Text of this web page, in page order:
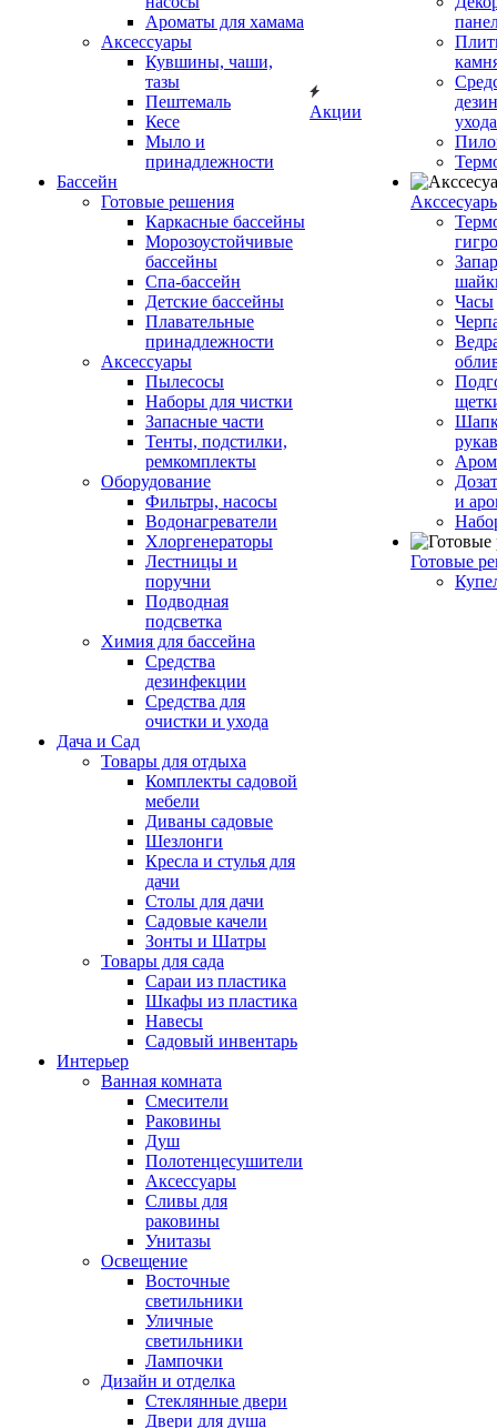
Ароматы для хамама
Аксессуары
Кувшины, чаши,
тазы
Пештемаль
Кесе
Мыло и
принадлежности
Бассейн
Готовые решения
Каркасные бассейны
Морозоустойчивые
бассейны
Спа-бассейн
Детские бассейны
Плавательные
принадлежности
Аксессуары
Пылесосы
Наборы для чистки
Запасные части
Тенты, подстилки,
ремкомплекты
Оборудование
Фильтры, насосы
Водонагреватели
Хлоргенераторы
Лестницы и
поручни
Подводная
подсветка
Химия для бассейна
Средства
дезинфекции
Средства для
очистки и ухода
Дача и Сад
Товары для отдыха
Комплекты садовой
мебели
Диваны садовые
Шезлонги
Кресла и стулья для
дачи
Столы для дачи
Садовые качели
Зонты и Шатры
Товары для сада
Сараи из пластика
Шкафы из пластика
Навесы
Садовый инвентарь
Интерьер
Ванная комната
Смесители
Раковины
Душ
Полотенцесушители
Аксессуары
Сливы для
раковины
Унитазы
Освещение
Восточные
светильники
Уличные
светильники
Лампочки
Дизайн и отделка
Стеклянные двери
Двери для душа
Акции
ухода
Часы
и
Готовые